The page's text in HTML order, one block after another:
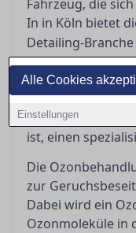
Alle Cookies
Einstellungen
Fahrzeug, die
In in Köln bietet
Detailing-
einen Überblick
ist, einen
Die
zur
Dabei wird ein
Ozonmoleküle in